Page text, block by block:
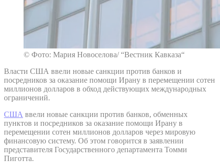
© Фото: Мария Новоселова/ “Вестник Кавказа“
Власти США ввели новые санкции против банков и
посредников за оказание помощи Ирану в перемещении сотен
миллионов долларов в обход действующих международных
ограничений.
США ввели новые санкции против банков, обменных
пунктов и посредников за оказание помощи Ирану в
перемещении сотен миллионов долларов через мировую
финансовую систему. Об этом говорится в заявлении
представителя Государственного департамента Томми
Пиготта.